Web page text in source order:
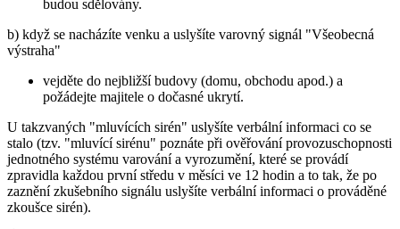
budou sdělovány.
b) když se nacházíte venku a uslyšíte varovný signál "Všeobecná
výstraha"
vejděte do nejbližší budovy (domu, obchodu apod.) a
požádejte majitele o dočasné ukrytí.
U takzvaných "mluvících sirén" uslyšíte verbální informaci co se
stalo (tzv. "mluvící sirénu" poznáte při ověřování provozuschopnosti
jednotného systému varování a vyrozumění, které se provádí
zpravidla každou první středu v měsíci ve 12 hodin a to tak, že po
zaznění zkušebního signálu uslyšíte verbální informaci o prováděné
zkoušce sirén).